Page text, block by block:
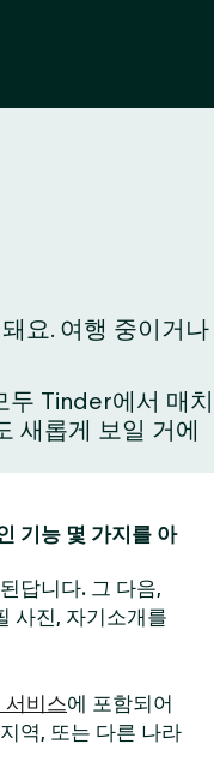
요. 여행 중이거나
두 Tinder에서 매치
새롭게 보일 거에
기능 몇 가지를 아
답니다. 그 다음,
사진, 자기소개를
서비스에 포함되어
역, 또는 다른 나라